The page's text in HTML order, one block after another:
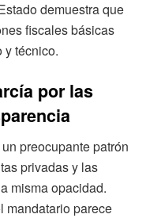
demuestra que
fiscales básicas
y técnico.
por las
preocupante patrón
privadas y las
misma opacidad.
mandatario parece